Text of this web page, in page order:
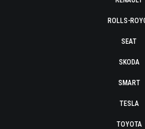
ROLLS-
SEAT
SKODA
SMART
TESLA
TOYOTA